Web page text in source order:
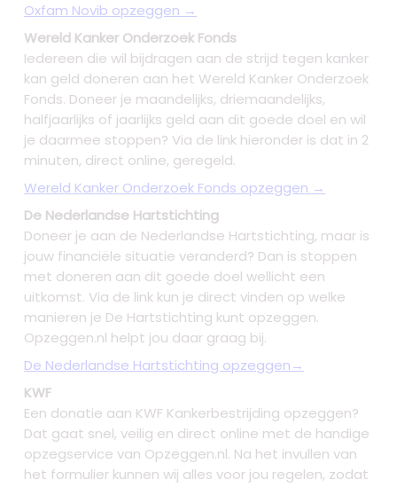
Oxfam Novib opzeggen →
Wereld Kanker Onderzoek Fonds
Iedereen die wil bijdragen aan de strijd tegen kanker
kan geld doneren aan het Wereld Kanker Onderzoek
Fonds. Doneer je maandelijks, driemaandelijks,
halfjaarlijks of jaarlijks geld aan dit goede doel en wil
je daarmee stoppen? Via de link hieronder is dat in 2
minuten, direct online, geregeld.
Wereld Kanker Onderzoek Fonds opzeggen →
De Nederlandse Hartstichting
Doneer je aan de Nederlandse Hartstichting, maar is
jouw financiële situatie veranderd? Dan is stoppen
met doneren aan dit goede doel wellicht een
uitkomst. Via de link kun je direct vinden op welke
manieren je De Hartstichting kunt opzeggen.
Opzeggen.nl helpt jou daar graag bij.
De Nederlandse Hartstichting opzeggen→
KWF
Een donatie aan KWF Kankerbestrijding opzeggen?
Dat gaat snel, veilig en direct online met de handige
opzegservice van Opzeggen.nl. Na het invullen van
het formulier kunnen wij alles voor jou regelen, zodat